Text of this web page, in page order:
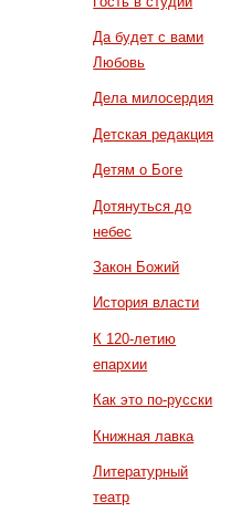
Да будет с вами
Любовь
Дела милосердия
Детская редакция
Детям о Боге
Дотянуться до
небес
Закон Божий
История власти
К 120-летию
епархии
Как это по-русски
Книжная лавка
Литературный
театр